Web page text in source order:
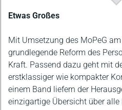
Beschreibung
Etwas Großes
Mit Umsetzung des MoPeG
grundlegende Reform des
Kraft. Passend dazu geht mit
erstklassiger wie kompakter
einem Band liefern der
einzigartige Übersicht über